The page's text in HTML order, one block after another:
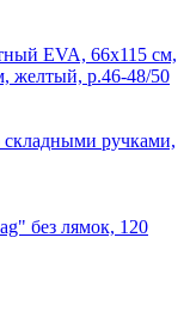
EVA, 66х115 см,
желтый, р.46-48/50
ручками,
без лямок, 120